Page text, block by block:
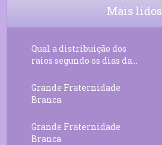
Mais lidos
Qual a distribuição dos
raios segundo os dias da...
Grande Fraternidade
Branca
Grande Fraternidade
Branca